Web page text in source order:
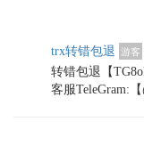
trx转错包退 游客
转错包退【
客服TeleGram:【